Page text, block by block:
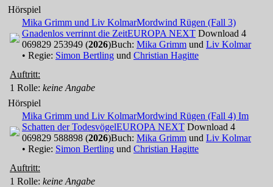
Hörspiel
Mika Grimm und Liv KolmarMordwind Rügen (Fall 3)
Gnadenlos verrinnt die ZeitEUROPA NEXT Download 4
069829 253949 (2026)Buch: Mika Grimm und Liv Kolmar
• Regie: Simon Bertling und Christian Hagitte
Auftritt:
1 Rolle: keine Angabe
Hörspiel
Mika Grimm und Liv KolmarMordwind Rügen (Fall 4) Im
Schatten der TodesvögelEUROPA NEXT Download 4
069829 588898 (2026)Buch: Mika Grimm und Liv Kolmar
• Regie: Simon Bertling und Christian Hagitte
Auftritt:
1 Rolle: keine Angabe